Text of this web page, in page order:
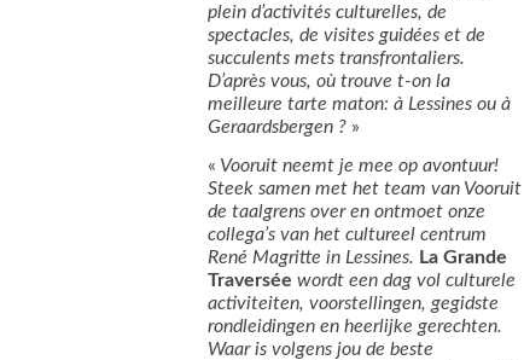
plein d’activités culturelles, de
spectacles, de visites guidées et de
succulents mets transfrontaliers.
D’après vous, où trouve t-on la
meilleure tarte maton: à Lessines ou à
Geraardsbergen ? »
« Vooruit neemt je mee op avontuur!
Steek samen met het team van Vooruit
de taalgrens over en ontmoet onze
collega’s van het cultureel centrum
René Magritte in Lessines. La Grande
Traversée wordt een dag vol culturele
activiteiten, voorstellingen, gegidste
rondleidingen en heerlijke gerechten.
Waar is volgens jou de beste